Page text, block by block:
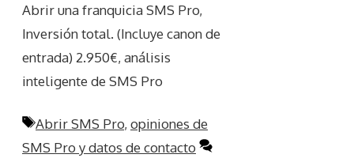
Abrir una franquicia SMS Pro,
Inversión total. (Incluye canon de
entrada) 2.950€, análisis
inteligente de SMS Pro
Etiquetas
Abrir SMS Pro, opiniones de
SMS Pro y datos de contacto